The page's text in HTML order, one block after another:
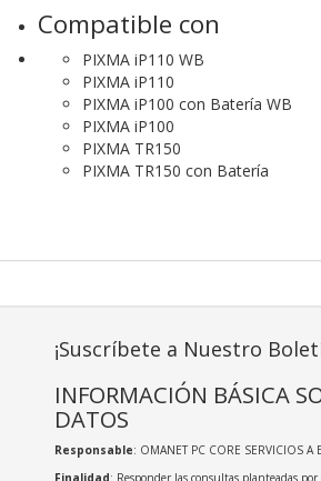
Compatible con
PIXMA iP110 WB
PIXMA iP110
PIXMA iP100 con Batería WB
PIXMA iP100
PIXMA TR150
PIXMA TR150 con Batería
¡Suscríbete a Nuestro
INFORMACIÓN BÁSICA
DATOS
Responsable: OMANET PC CORE SERVICIOS A